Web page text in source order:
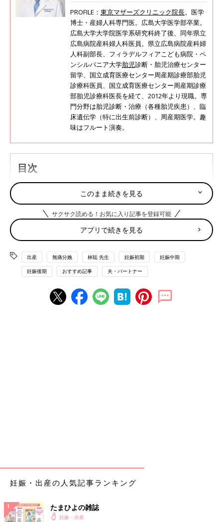
PROFILE： 東京マザーズクリニック院長。医学
博士・産婦人科専門医。広島大学医学部卒業。
広島大学大学院医学系研究科終了後、同年県立
広島病院産科婦人科医員。県立広島病院産科婦
人科副部長、フィラデルフィアこども病院・ペ
ンシルバニア大学胎児診断・胎児治療センター
留学、国立成育医療センター周産期診療部胎児
診療科医員、国立成育医療センター周産期診療
部胎児診療科医長を経て、2012年より現職。専
門分野は胎児診断・治療（各種胎児疾患）、臨
床遺伝学（特に出生前診断）、周産期医学。趣
味はフルート演奏。
目次
無痛分娩（硬膜外麻酔＜こうまくがいますい＞）の麻
酔のしくみとは
無痛分娩（硬膜外鎮痛）の麻酔薬の副作用や合併症
無痛分娩、硬膜外麻酔による出産への影響を解説
【医師監修】無痛分娩のリスクとは？赤
無痛分娩は、麻酔薬や陣痛促進剤を使って痛み
を取り除く出産方法。普通分娩（自然分娩）に
このまま続きを見る
サクサク読める！お気に入り記事を登録可能
アプリで続きを見る
出産 無痛分娩 林聡 先生 妊娠初期 妊娠中期
妊娠後期 おすすめ記事 夫・パートナー
妊娠・出産の人気記事ランキング
たまひよの雑誌
妊娠・出産